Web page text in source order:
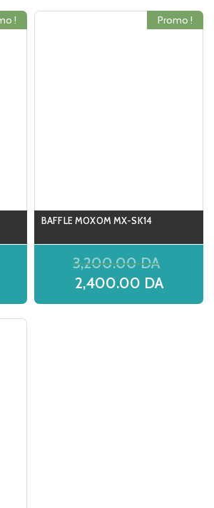
! Promo !
BAFFLE MOXOM MX-SK14
3,200.00DA
2,400.00 DA